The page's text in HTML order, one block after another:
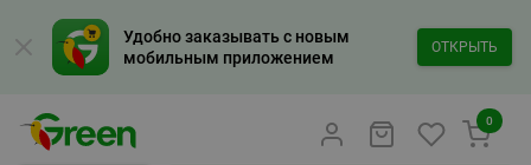
Удобно заказывать с новым
мобильным приложением
ОТКРЫТЬ
0